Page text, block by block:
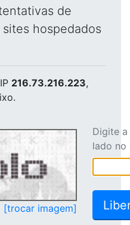
de
hospedados
216.73.216.223,
[trocar imagem]
Digite
lado no